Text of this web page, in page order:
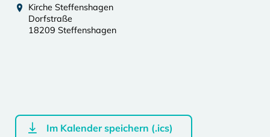
Kirche Steffenshagen
Dorfstraße
18209 Steffenshagen
Im Kalender speichern (.ics)